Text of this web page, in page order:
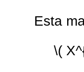
Esta
\(